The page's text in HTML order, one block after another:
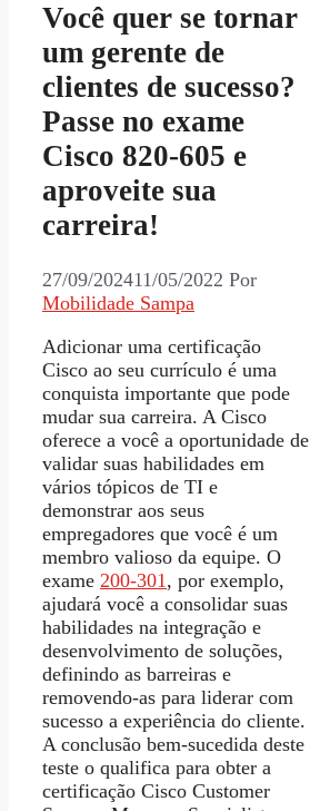
Você quer se tornar
um gerente de
clientes de sucesso?
Passe no exame
Cisco 820-605 e
aproveite sua
carreira!
27/09/202411/05/2022 Por
Mobilidade Sampa
Adicionar uma certificação
Cisco ao seu currículo é uma
conquista importante que pode
mudar sua carreira. A Cisco
oferece a você a oportunidade de
validar suas habilidades em
vários tópicos de TI e
demonstrar aos seus
empregadores que você é um
membro valioso da equipe. O
exame 200-301 , por exemplo,
ajudará você a consolidar suas
habilidades na integração e
desenvolvimento de soluções,
definindo as barreiras e
removendo-as para liderar com
sucesso a experiência do cliente.
A conclusão bem-sucedida deste
teste o qualifica para obter a
certificação Cisco Customer